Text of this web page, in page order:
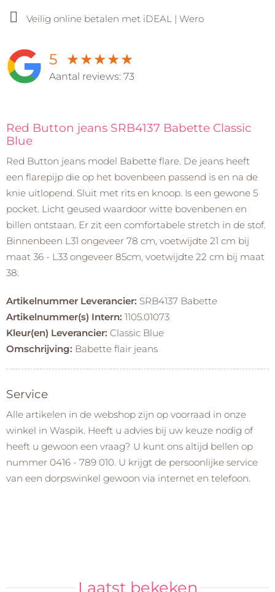
Veilig online betalen met iDEAL | Wero
5 ★★★★★
Aantal reviews: 73
Red Button jeans SRB4137 Babette Classic
Blue
Red Button jeans model Babette flare. De jeans heeft
een flarepijp die op het bovenbeen passend is en na de
knie uitlopend. Sluit met rits en knoop. Is een gewone 5
pocket. Licht geused waardoor witte bovenbenen en
billen ontstaan. Er zit een comfortabele stretch in de stof.
Binnenbeen L31 ongeveer 78 cm, voetwijdte 21 cm bij
maat 36 - L33 ongeveer 85cm, voetwijdte 22 cm bij maat
38.
Artikelnummer Leverancier: SRB4137 Babette
Artikelnummer(s) Intern: 1105.01073
Kleur(en) Leverancier: Classic Blue
Omschrijving: Babette flair jeans
Service
Alle artikelen in de webshop zijn op voorraad in onze
winkel in Waspik. Heeft u advies bij uw keuze nodig of
heeft u gewoon een vraag? U kunt ons altijd bellen op
nummer 0416 - 789 010. U krijgt de persoonlijke service
van een dorpswinkel gewoon via internet en telefoon.
Laatst bekeken